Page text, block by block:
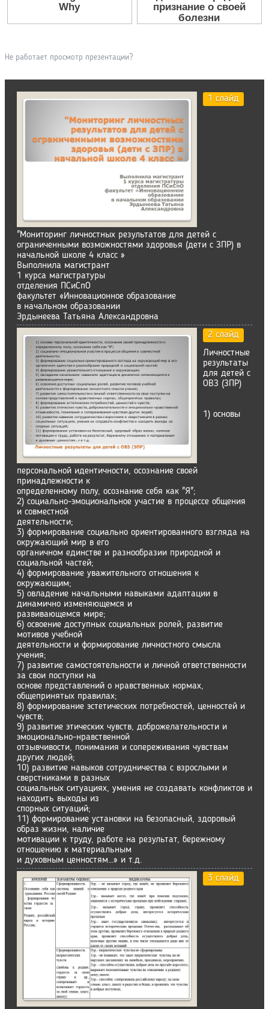
Не работает просмотр презентации?
1 слайд
"Мониторинг личностных результатов для детей с
ограниченными возможностями здоровья (дети с ЗПР) в
начальной школе 4 класс »
Выполнила магистрант
1 курса магистратуры
отделения ПСиСпО
факультет «Инновационное образование
в начальном образовании
Эрдынеева Татьяна Александровна
2 слайд
Личностные
результаты
для детей с
ОВЗ (ЗПР)
1) основы
персональной идентичности, осознание своей
принадлежности к
определенному полу, осознание себя как "Я";
2) социально-эмоциональное участие в процессе общения
и совместной
деятельности;
3) формирование социально ориентированного взгляда на
окружающий мир в его
органичном единстве и разнообразии природной и
социальной частей;
4) формирование уважительного отношения к
окружающим;
5) овладение начальными навыками адаптации в
динамично изменяющемся и
развивающемся мире;
6) освоение доступных социальных ролей, развитие
мотивов учебной
деятельности и формирование личностного смысла
учения;
7) развитие самостоятельности и личной ответственности
за свои поступки на
основе представлений о нравственных нормах,
общепринятых правилах;
8) формирование эстетических потребностей, ценностей и
чувств;
9) развитие этических чувств, доброжелательности и
эмоционально-нравственной
отзывчивости, понимания и сопереживания чувствам
других людей;
10) развитие навыков сотрудничества с взрослыми и
сверстниками в разных
социальных ситуациях, умения не создавать конфликтов и
находить выходы из
спорных ситуаций;
11) формирование установки на безопасный, здоровый
образ жизни, наличие
мотивации к труду, работе на результат, бережному
отношению к материальным
и духовным ценностям…» и т.д.
3 слайд